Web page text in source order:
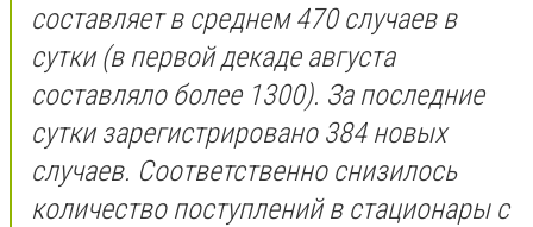
составляет в среднем 470 случаев в
сутки (в первой декаде августа
составляло более 1300). За последние
сутки зарегистрировано 384 новых
случаев. Соответственно снизилось
количество поступлений в стационары с